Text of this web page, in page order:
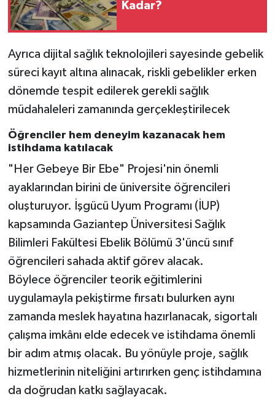
Kadar?
Ayrıca dijital sağlık teknolojileri sayesinde gebelik
süreci kayıt altına alınacak, riskli gebelikler erken
dönemde tespit edilerek gerekli sağlık
müdahaleleri zamanında gerçekleştirilecek
Öğrenciler hem deneyim kazanacak hem
istihdama katılacak
"Her Gebeye Bir Ebe" Projesi'nin önemli
ayaklarından birini de üniversite öğrencileri
oluşturuyor. İşgücü Uyum Programı (İUP)
kapsamında Gaziantep Üniversitesi Sağlık
Bilimleri Fakültesi Ebelik Bölümü 3'üncü sınıf
öğrencileri sahada aktif görev alacak.
Böylece öğrenciler teorik eğitimlerini
uygulamayla pekiştirme fırsatı bulurken aynı
zamanda meslek hayatına hazırlanacak, sigortalı
çalışma imkânı elde edecek ve istihdama önemli
bir adım atmış olacak. Bu yönüyle proje, sağlık
hizmetlerinin niteliğini artırırken genç istihdamına
da doğrudan katkı sağlayacak.